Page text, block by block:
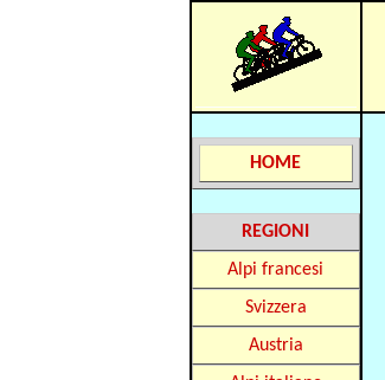
HOME
REGIONI
Alpi francesi
Svizzera
Austria